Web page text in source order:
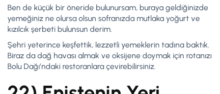
Ben de küçük bir öneride bulunursam, buraya geldiğinizde
yemeğiniz ne olursa olsun sofranızda mutlaka yoğurt ve
kızılcık şerbeti bulunsun derim.
Şehri yeterince keşfettik, lezzetli yemeklerin tadına baktık.
Biraz da dağ havası almak ve oksijene doymak için rotanızı
Bolu Dağı’ndaki restoranlara çevirebilirsiniz.